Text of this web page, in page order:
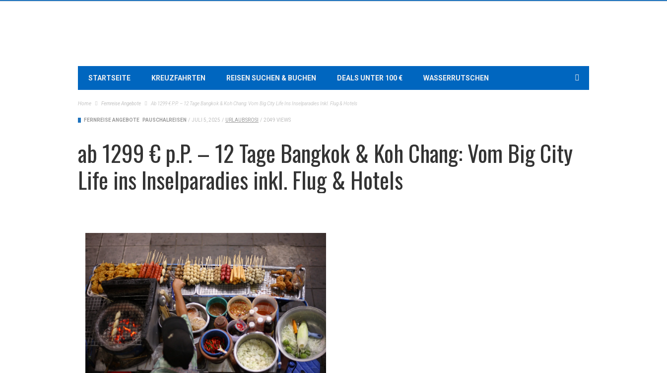
STARTSEITE KREUZFAHRTEN REISEN SUCHEN & BUCHEN DEALS UNTER 100 € WASSERRUTSCHEN
Home Fernreise Angebote Ab 1299 € P.P. – 12 Tage Bangkok & Koh Chang: Vom Big City Life Ins Inselparadies Inkl. Flug & Hotels
FERNREISE ANGEBOTE PAUSCHALREISEN / JULI 5, 2025 / URLAUBSROSI / 2049 VIEWS
ab 1299 € p.P. – 12 Tage Bangkok & Koh Chang: Vom Big City
Life ins Inselparadies inkl. Flug & Hotels